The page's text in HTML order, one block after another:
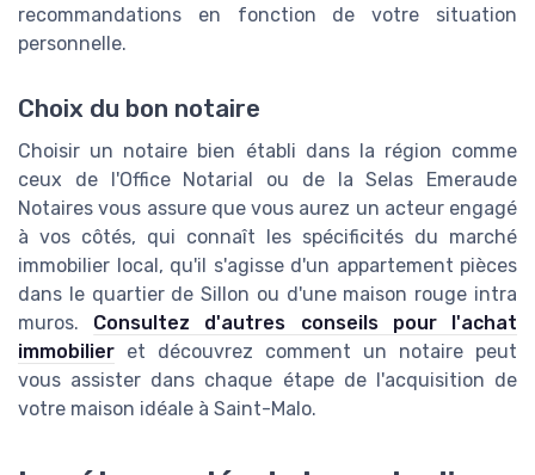
recommandations en fonction de votre situation
personnelle.
Choix du bon notaire
Choisir un notaire bien établi dans la région comme
ceux de l'Office Notarial ou de la Selas Emeraude
Notaires vous assure que vous aurez un acteur engagé
à vos côtés, qui connaît les spécificités du marché
immobilier local, qu'il s'agisse d'un appartement pièces
dans le quartier de Sillon ou d'une maison rouge intra
muros. Consultez d'autres conseils pour l'achat
immobilier et découvrez comment un notaire peut
vous assister dans chaque étape de l'acquisition de
votre maison idéale à Saint-Malo.